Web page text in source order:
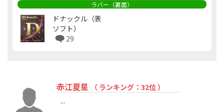
ラバー（裏面）
ドナックル（表
ソフト）
29
赤江夏星 （ ランキング：32位 ）
...